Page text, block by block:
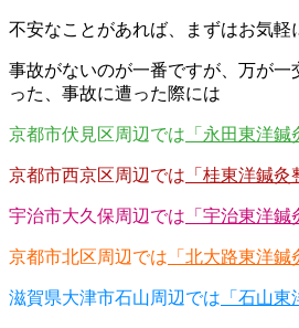
不安なことがあれば、まずはお気軽
事故がないのが一番ですが、万が一
った、事故に遭った際には
京都市伏見区周辺では 「永田東洋鍼
京都市西京区周辺では 「桂東洋鍼灸
宇治市大久保周辺では 「宇治東洋鍼
京都市北区周辺では 「北大路東洋鍼
滋賀県大津市石山周辺では 「石山東